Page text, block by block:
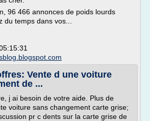
96 466 annonces de poids lourds
temps dans vos...
Vente d une voiture
de ...
j ai besoin de votre aide. Plus de
voiture sans changement carte grise;
pr c dents sur la carte grise de